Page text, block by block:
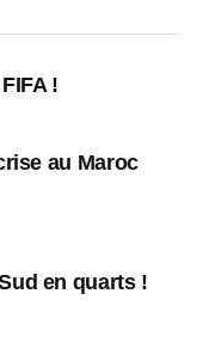
!
au Maroc
en quarts !